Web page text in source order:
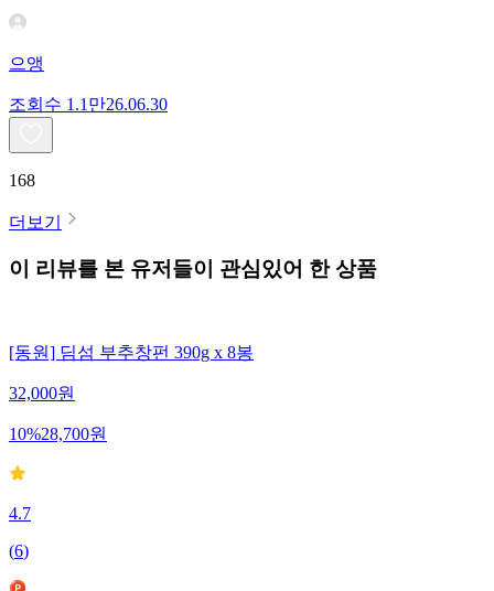
으앵
조회수 1.1만26.06.30
168
더보기
이 리뷰를 본 유저들이 관심있어 한 상품
[동원] 딤섬 부추창펀 390g x 8봉
32,000원
10%28,700원
4.7
(6)